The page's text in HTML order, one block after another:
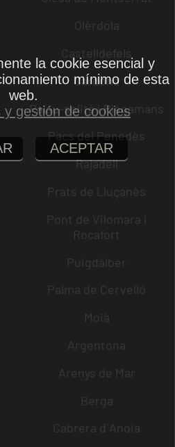
Olèrdola
Castelldefels
Cardona
Palau-solità i Plegamans
Pacs del Penedès
Rajadell
Prats de Lluçanès
Pont de Vilomara i
Rocafort
Puigdàlber
Palma de Cervelló
Moià
Argentona
Arenys de Mar
Berga
Cabrera d´Anoia
la cookie esencial y
mínimo de esta
web.
y gestión de cookies
ACEPTAR